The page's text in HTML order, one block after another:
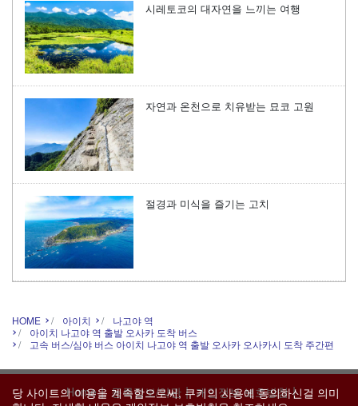
시레토코의 대자연을 느끼는 여행
자연과 온천으로 치유받는 묘코 고원
절경과 미식을 즐기는 고치
HOME 아이치
나고야 역
아이치 나고야 역 출발 오사카 도착 버스
고속 버스/심야 버스 아이치 나고야 역 출발 오사카 오사카시 도착 주간편
당 사이트의 이용을 계속함으로써, 쿠키의 사용에 동의하신걸 의미
Home | 등록정보/약관 | 개인정보 보호방침 |